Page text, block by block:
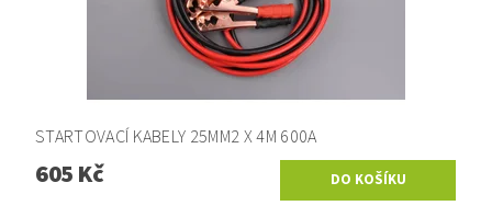
STARTOVACÍ KABELY 25MM2 X 4M 600A
605 Kč